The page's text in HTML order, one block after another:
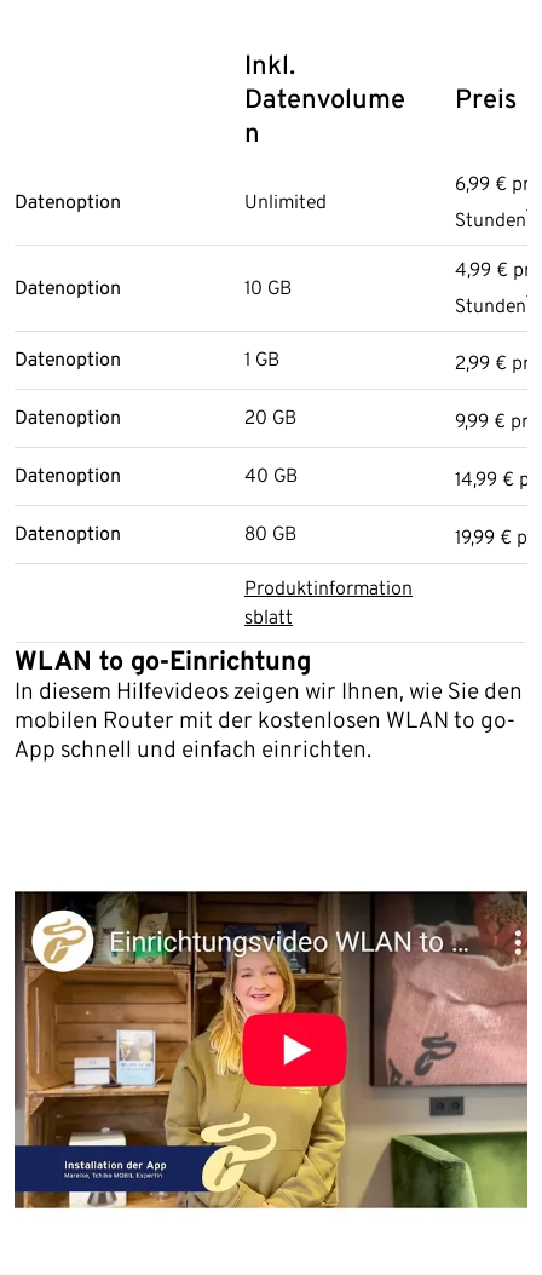
Inkl.
Datenvolume
n
Preis
Datenoption Unlimited
6,99 €
Stunden*
Datenoption 10 GB
4,99 €
Stunden*
Datenoption 1 GB 2,99 € pro
Datenoption 20 GB 9,99 €
Datenoption 40 GB 14,99 €
Datenoption 80 GB 19,99 €
Produktinformation
sblatt
WLAN to go-Einrichtung
In diesem Hilfevideos zeigen wir Ihnen, wie Sie den
mobilen Router mit der kostenlosen WLAN to go-
App schnell und einfach einrichten.